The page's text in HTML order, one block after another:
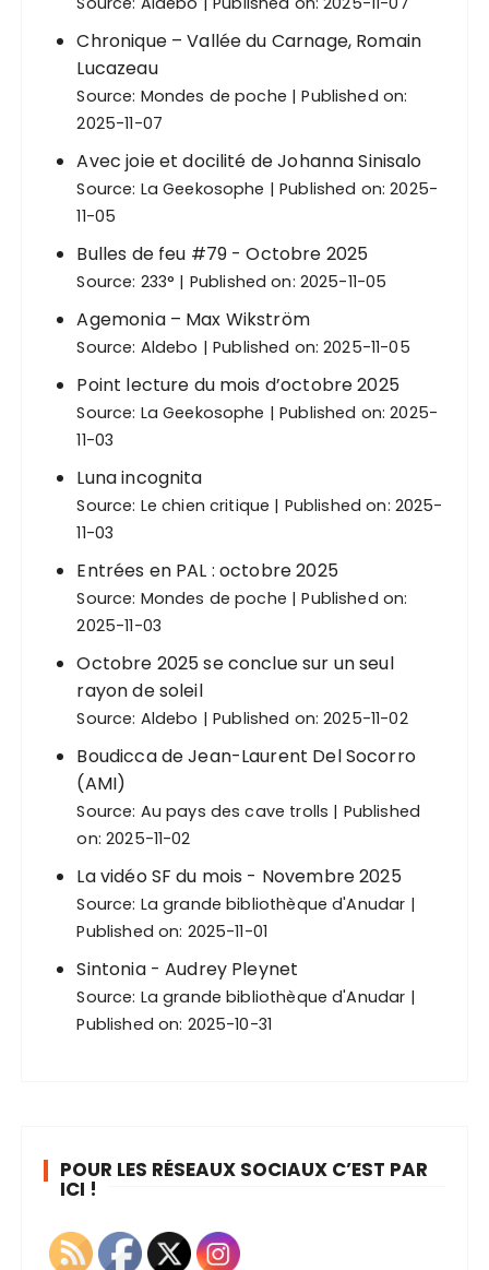
Chronique – Vallée du Carnage, Romain
Lucazeau
Source: Mondes de poche
Published on:
2025-11-07
Avec joie et docilité de Johanna Sinisalo
Source: La Geekosophe
Published on: 2025-
11-05
Bulles de feu #79 - Octobre 2025
Source: 233° Published on: 2025-11-05
Agemonia – Max Wikström
Source: Aldebo Published on: 2025-11-05
Point lecture du mois d’octobre 2025
Source: La Geekosophe
Published on: 2025-
11-03
Luna incognita
Source: Le chien critique
Published on: 2025-
11-03
Entrées en PAL : octobre 2025
Source: Mondes de poche
Published on:
2025-11-03
Octobre 2025 se conclue sur un seul
rayon de soleil
Source: Aldebo Published on: 2025-11-02
Boudicca de Jean-Laurent Del Socorro
(AMI)
Source: Au pays des cave trolls
Published
on: 2025-11-02
La vidéo SF du mois - Novembre 2025
Source: La grande bibliothèque d'Anudar
Published on: 2025-11-01
Sintonia - Audrey Pleynet
Source: La grande bibliothèque d'Anudar
Published on: 2025-10-31
POUR LES RÉSEAUX SOCIAUX C’EST PAR
ICI !